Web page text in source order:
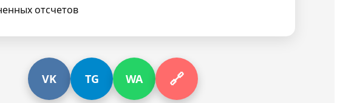
отсчетов
VK TG WA 🔗